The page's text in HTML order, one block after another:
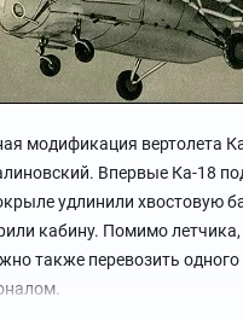
модификация вертолета
Впервые Ка-18
удлинили хвостовую
кабину. Помимо летчика,
также перевозить